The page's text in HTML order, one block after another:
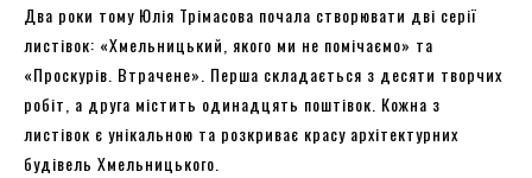
Два роки тому Юлія Трімасова почала створювати дві серії
листівок: «Хмельницький, якого ми не помічаємо» та
«Проскурів. Втрачене». Перша складається з десяти творчих
робіт, а друга містить одинадцять поштівок. Кожна з
листівок є унікальною та розкриває красу архітектурних
будівель Хмельницького.